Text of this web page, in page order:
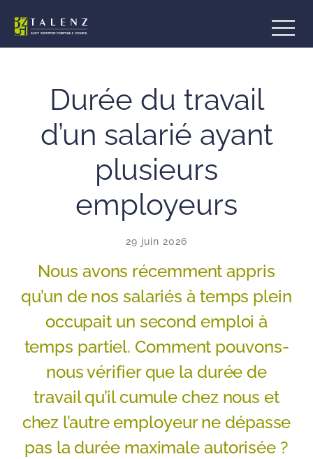
contenu
Durée du travail
d’un salarié ayant
plusieurs
employeurs
29 juin 2026
Nous avons récemment appris
qu’un de nos salariés à temps plein
occupait un second emploi à
temps partiel. Comment pouvons-
nous vérifier que la durée de
travail qu’il cumule chez nous et
chez l’autre employeur ne dépasse
pas la durée maximale autorisée ?